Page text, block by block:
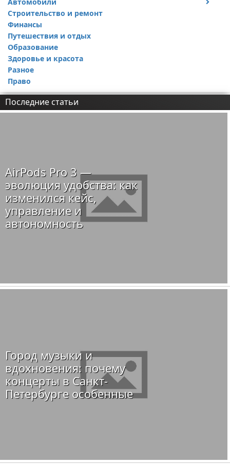
Ремонт авто
Строительство и ремонт
Финансы
Путешествия и отдых
Образование
Здоровье и красота
Разное
Право
Последние статьи
AirPods Pro 3 —
эволюция удобства: как
изменился кейс,
управление и
автономность
Город музыки и
вдохновения: почему
концерты в Санкт-
Петербурге особенные